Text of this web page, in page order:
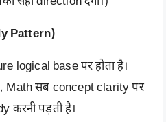
Pattern)
logical base पर होता है।
Math सब concept clarity पर
करनी पड़ती है।